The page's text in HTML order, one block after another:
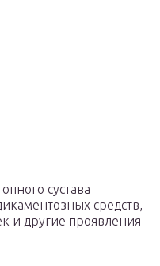
сустава
средств,
и другие проявления